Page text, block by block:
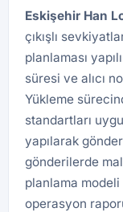
Eskişehir Han
çıkışlı
planlaması
süresi ve alıcı
Yükleme
standartları
yapılarak
gönderilerde
planlama modeli
operasyon